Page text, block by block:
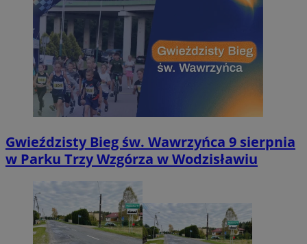
Gwieździsty Bieg św. Wawrzyńca 9 sierpnia
w Parku Trzy Wzgórza w Wodzisławiu